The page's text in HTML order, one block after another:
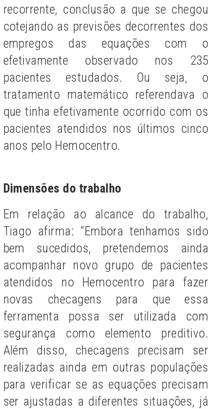
recorrente, conclusão a que se chegou
cotejando as previsões decorrentes dos
empregos das equações com o
efetivamente observado nos 235
pacientes estudados. Ou seja, o
tratamento matemático referendava o
que tinha efetivamente ocorrido com os
pacientes atendidos nos últimos cinco
anos pelo Hemocentro.
Dimensões do trabalho
Em relação ao alcance do trabalho,
Tiago afirma: “Embora tenhamos sido
bem sucedidos, pretendemos ainda
acompanhar novo grupo de pacientes
atendidos no Hemocentro para fazer
novas checagens para que essa
ferramenta possa ser utilizada com
segurança como elemento preditivo.
Além disso, checagens precisam ser
realizadas ainda em outras populações
para verificar se as equações precisam
ser ajustadas a diferentes situações, já